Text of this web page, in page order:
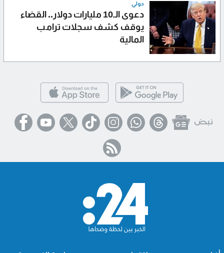
دولي
دعوى الـ10 مليارات دولار.. القضاء
يوقف كشف سجلات ترامب
المالية